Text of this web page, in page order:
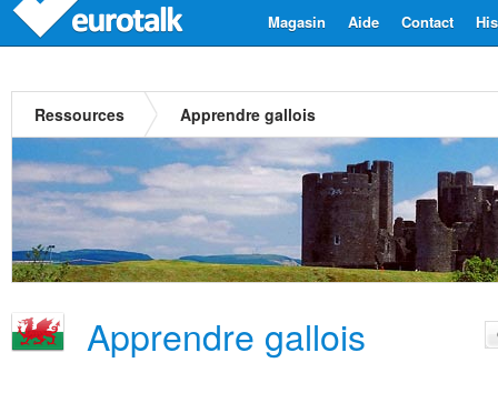
Contact
Aide
Magasin
Ressources Apprendre gallois
Apprendre gallois